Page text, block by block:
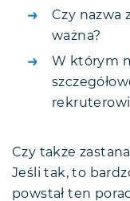
Czy nazwa
ważna?
W którym
Czy także
Jeśli tak, to
powstał ten